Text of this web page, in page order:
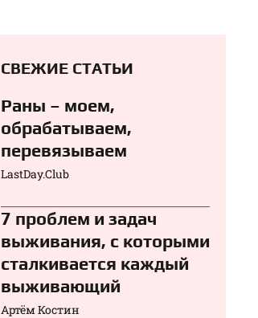
СВЕЖИЕ СТАТЬИ
Раны – моем,
обрабатываем,
перевязываем⁠⁠
LastDay.Club
7 проблем и задач
выживания, с которыми
сталкивается каждый
выживающий
Артём Костин